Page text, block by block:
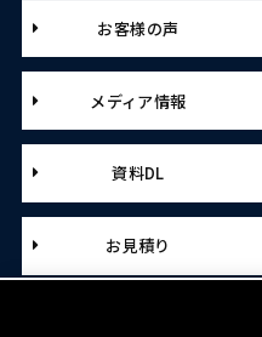
お客様の声
メディア情報
資料DL
お見積り